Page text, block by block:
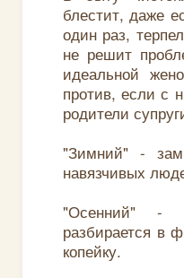
блестит, даже
один раз,
не решит
идеальной
против, если с
родители
"Зимний" -
навязчивых
"Осенний" -
разбирается в
копейку.